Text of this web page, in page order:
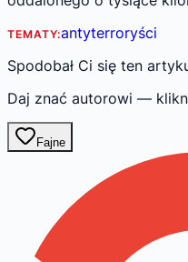
TEMATY:antyterroryści
Spodobał Ci się ten
Daj znać autorowi —
Fajne